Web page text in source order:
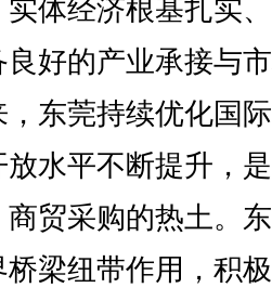
体经济根基扎实
好的产业承接与
东莞持续优化国
水平不断提升，
贸采购的热土。
梁纽带作用，积